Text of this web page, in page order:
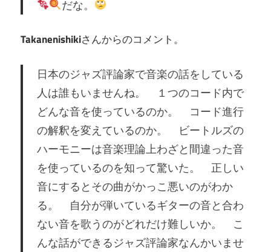
だな。
Takanenishikiさんからのコメント。
日本のジャズ評論家で音楽の話をしている
人は誰もいませんね。 １つのコード内で
どんな音を使っているのか。 コード進行
の解釈を変えているのか。 ビートルズの
ハーモニーは音楽理論上わざと間違った音
を使っているのを知って驚いた。 正しい
音にするとその曲がかっこ悪いのがわか
る。 自分が弾いているギターの音と合わ
ない音を歌うのがどれだけ難しいか。 こ
んな話ができるジャズ評論家なんかいませ